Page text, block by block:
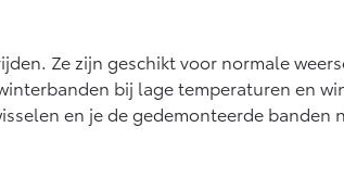
Land Cruiser (excl.
BTW)
Ze zijn geschikt voor normale
bij lage temperaturen en
en je de gedemonteerde banden